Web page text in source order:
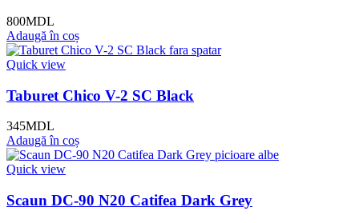
800MDL
Adaugă în coș
Quick view
Taburet Chico V-2 SC Black
345MDL
Adaugă în coș
Quick view
Scaun DC-90 N20 Catifea Dark Grey